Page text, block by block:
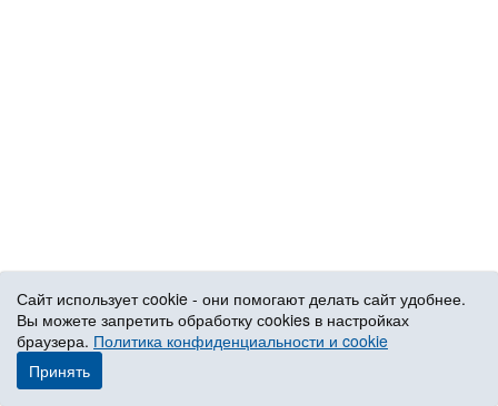
Сайт использует сookie - они помогают делать сайт удобнее.
Вы можете запретить обработку сookies в настройках
браузера. Политика конфиденциальности и cookie
Принять